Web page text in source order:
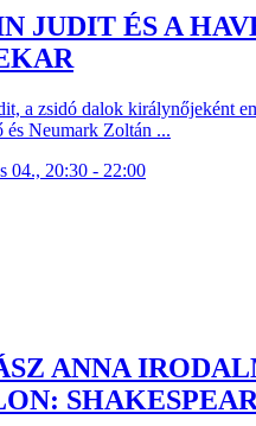
JUDIT ÉS A
a zsidó dalok királynőjeként
és Neumark Zoltán ...
04., 20:30 - 22:00
ANNA